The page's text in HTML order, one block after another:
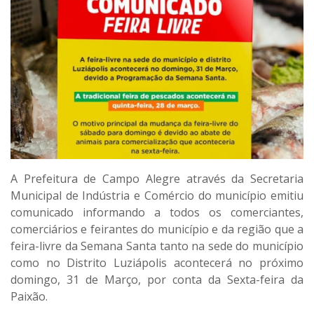
A Prefeitura de Campo Alegre através da Secretaria
Municipal de Indústria e Comércio do município emitiu
comunicado informando a todos os comerciantes,
comerciários e feirantes do município e da região que a
feira-livre da Semana Santa tanto na sede do município
como no Distrito Luziápolis acontecerá no próximo
domingo, 31 de Março, por conta da Sexta-feira da
Paixão.